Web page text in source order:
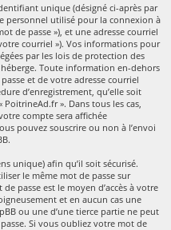
unique (désigné ci-après par
personnel utilisé pour la connexion à
de passe »), et une adresse courriel
courriel »). Vos informations pour
par les lois de protection des
Toute information en-dehors
et de votre adresse courriel
d’enregistrement, qu’elle soit
». Dans tous les cas,
compte sera affichée
pouvez souscrire ou non à l’envoi
unique) afin qu’il soit sécurisé.
le même mot de passe sur
passe est le moyen d’accès à votre
et en aucun cas une
ou une d’une tierce partie ne peut
Si vous oubliez votre mot de